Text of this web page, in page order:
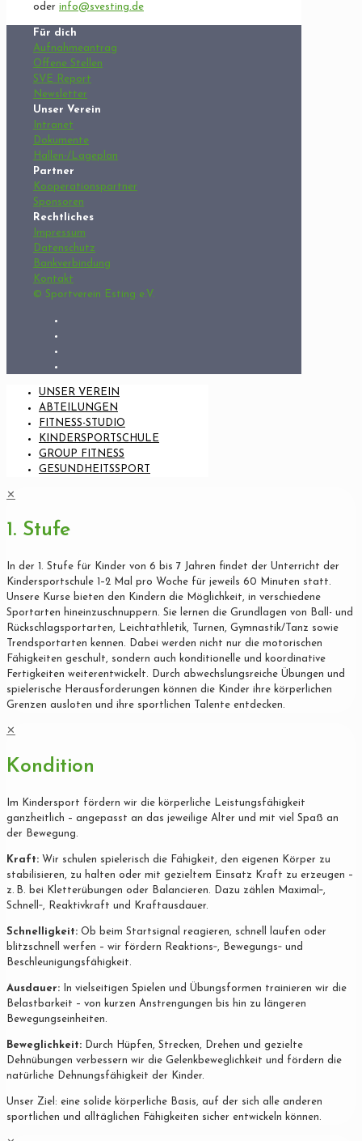
oder info@svesting.de
Für dich
Aufnahmeantrag
Offene Stellen
SVE Report
Newsletter
Unser Verein
Intranet
Dokumente
Hallen-/Lageplan
Partner
Kooperationspartner
Sponsoren
Rechtliches
Impressum
Datenschutz
Bankverbindung
Kontakt
© Sportverein Esting e.V.
UNSER VEREIN
ABTEILUNGEN
FITNESS-STUDIO
KINDERSPORTSCHULE
GROUP FITNESS
GESUNDHEITSSPORT
✕
1. Stufe
In der 1. Stufe für Kinder von 6 bis 7 Jahren findet der Unterricht der
Kindersportschule 1–2 Mal pro Woche für jeweils 60 Minuten statt.
Unsere Kurse bieten den Kindern die Möglichkeit, in verschiedene
Sportarten hineinzuschnuppern. Sie lernen die Grundlagen von Ball- und
Rückschlagsportarten, Leichtathletik, Turnen, Gymnastik/Tanz sowie
Trendsportarten kennen. Dabei werden nicht nur die motorischen
Fähigkeiten geschult, sondern auch konditionelle und koordinative
Fertigkeiten weiterentwickelt. Durch abwechslungsreiche Übungen und
spielerische Herausforderungen können die Kinder ihre körperlichen
Grenzen ausloten und ihre sportlichen Talente entdecken.
✕
Kondition
Im Kindersport fördern wir die körperliche Leistungsfähigkeit
ganzheitlich – angepasst an das jeweilige Alter und mit viel Spaß an
der Bewegung.
Kraft: Wir schulen spielerisch die Fähigkeit, den eigenen Körper zu
stabilisieren, zu halten oder mit gezieltem Einsatz Kraft zu erzeugen –
z. B. bei Kletterübungen oder Balancieren. Dazu zählen Maximal‐,
Schnell‐, Reaktivkraft und Kraftausdauer.
Schnelligkeit: Ob beim Startsignal reagieren, schnell laufen oder
blitzschnell werfen – wir fördern Reaktions‐, Bewegungs‐ und
Beschleunigungsfähigkeit.
Ausdauer: In vielseitigen Spielen und Übungsformen trainieren wir die
Belastbarkeit – von kurzen Anstrengungen bis hin zu längeren
Bewegungseinheiten.
Beweglichkeit: Durch Hüpfen, Strecken, Drehen und gezielte
Dehnübungen verbessern wir die Gelenkbeweglichkeit und fördern die
natürliche Dehnungsfähigkeit der Kinder.
Unser Ziel: eine solide körperliche Basis, auf der sich alle anderen
sportlichen und alltäglichen Fähigkeiten sicher entwickeln können.